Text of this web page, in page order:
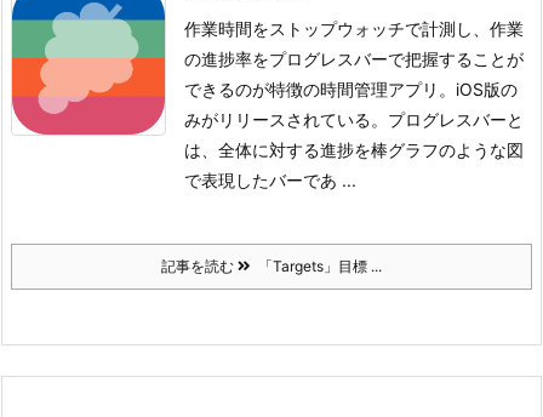
作業時間をストップウォッチで計測し、作業
の進捗率をプログレスバーで把握することが
できるのが特徴の時間管理アプリ。iOS版の
みがリリースされている。 プログレスバーと
は、全体に対する進捗を棒グラフのような図
で表現したバーであ ...
記事を読む 「Targets」目標 ...